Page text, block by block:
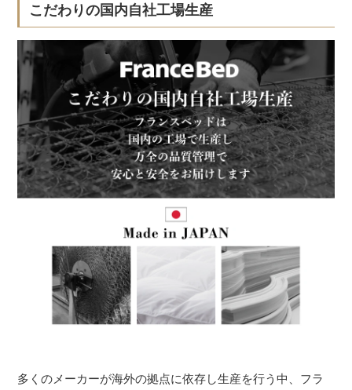
こだわりの国内自社工場生産
多くのメーカーが海外の拠点に依存し生産を行う中、フラ